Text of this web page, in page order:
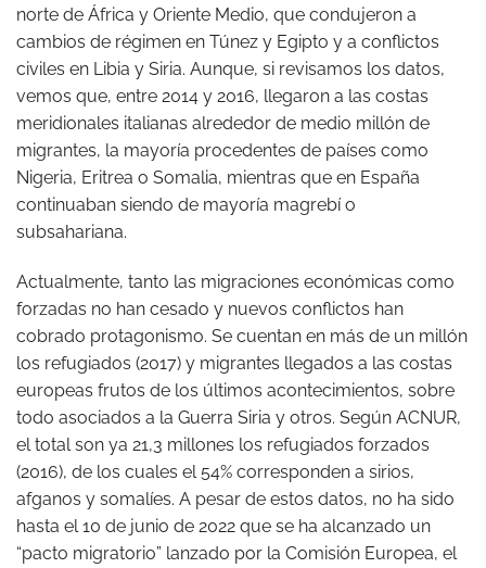
norte de África y Oriente Medio, que condujeron a
cambios de régimen en Túnez y Egipto y a conflictos
civiles en Libia y Siria. Aunque, si revisamos los datos,
vemos que, entre 2014 y 2016, llegaron a las costas
meridionales italianas alrededor de medio millón de
migrantes, la mayoría procedentes de países como
Nigeria, Eritrea o Somalia, mientras que en España
continuaban siendo de mayoría magrebí o
subsahariana.
Actualmente, tanto las migraciones económicas como
forzadas no han cesado y nuevos conflictos han
cobrado protagonismo. Se cuentan en más de un millón
los refugiados (2017) y migrantes llegados a las costas
europeas frutos de los últimos acontecimientos, sobre
todo asociados a la Guerra Siria y otros. Según ACNUR,
el total son ya 21,3 millones los refugiados forzados
(2016), de los cuales el 54% corresponden a sirios,
afganos y somalíes. A pesar de estos datos, no ha sido
hasta el 10 de junio de 2022 que se ha alcanzado un
“pacto migratorio” lanzado por la Comisión Europea, el